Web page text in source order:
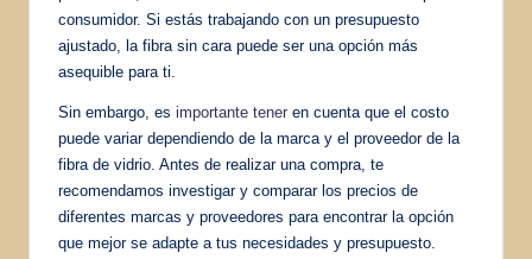
consumidor. Si estás trabajando con un presupuesto
ajustado, la fibra sin cara puede ser una opción más
asequible para ti.
Sin embargo, es importante tener en cuenta que el costo
puede variar dependiendo de la marca y el proveedor de la
fibra de vidrio. Antes de realizar una compra, te
recomendamos investigar y comparar los precios de
diferentes marcas y proveedores para encontrar la opción
que mejor se adapte a tus necesidades y presupuesto.